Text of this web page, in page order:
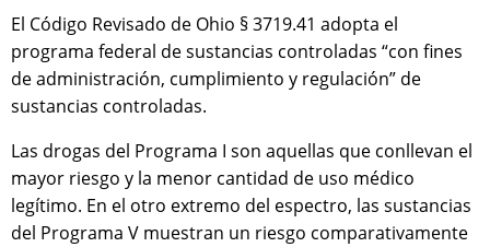
El Código Revisado de Ohio § 3719.41 adopta el
programa federal de sustancias controladas “con fines
de administración, cumplimiento y regulación” de
sustancias controladas.
Las drogas del Programa I son aquellas que conllevan el
mayor riesgo y la menor cantidad de uso médico
legítimo. En el otro extremo del espectro, las sustancias
del Programa V muestran un riesgo comparativamente